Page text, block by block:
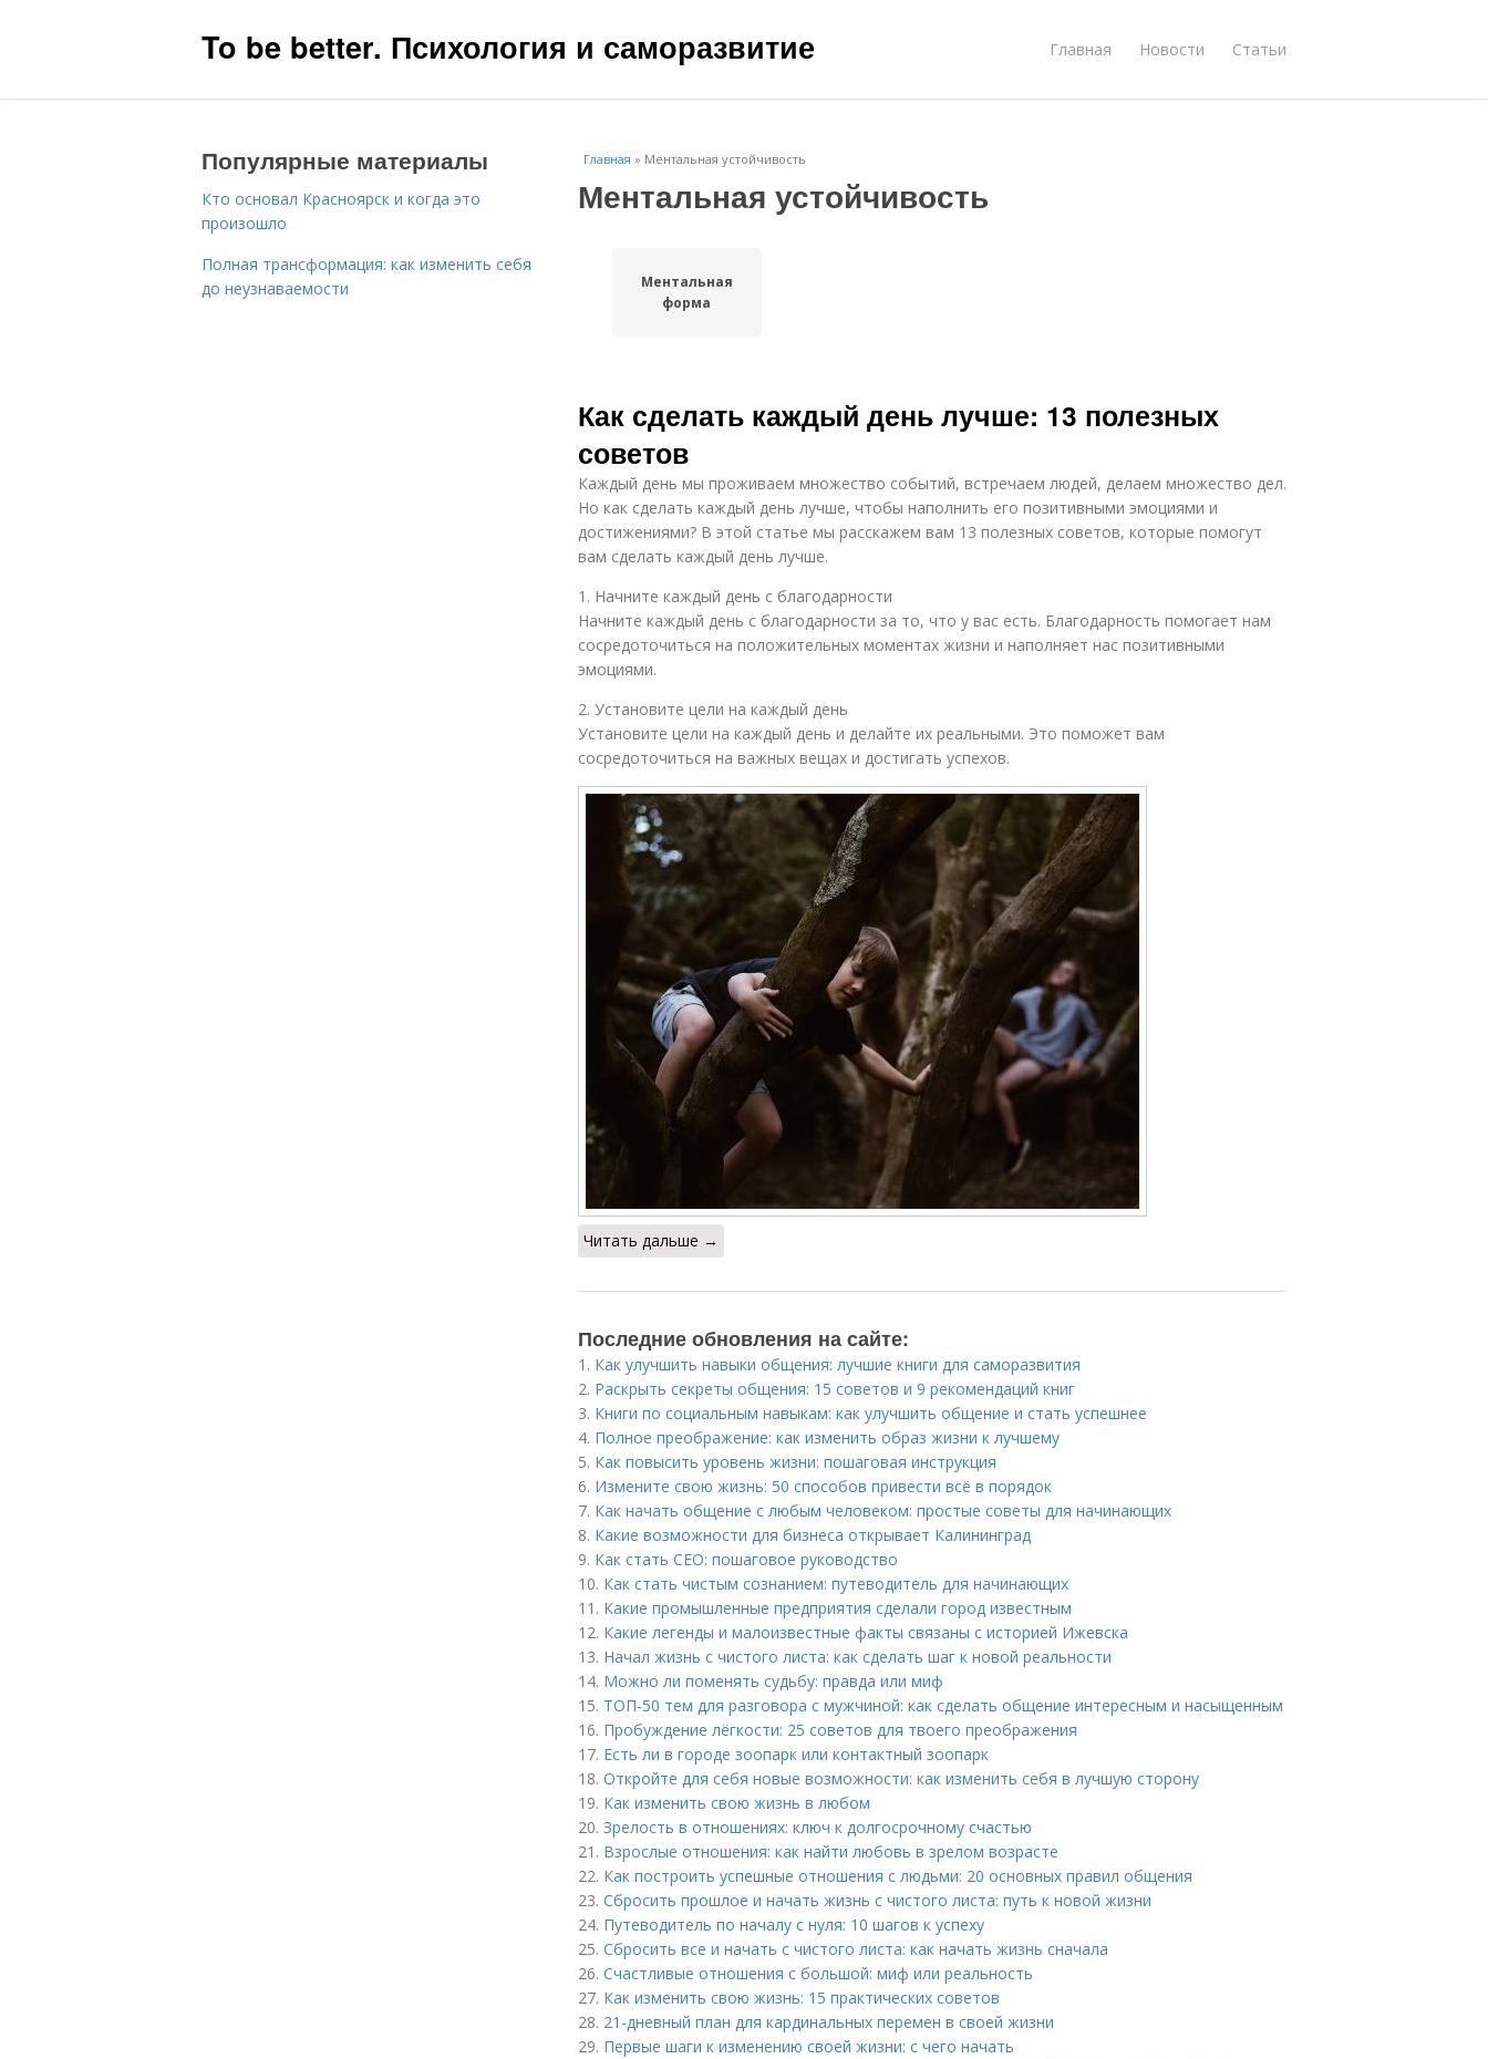
To be better. Психология и саморазвитие Главная Новости Статьи
Главная » Ментальная устойчивость
Ментальная устойчивость
Ментальная
форма
Как сделать каждый день лучше: 13 полезных
советов
Каждый день мы проживаем множество событий, встречаем людей, делаем множество дел.
Но как сделать каждый день лучше, чтобы наполнить его позитивными эмоциями и
достижениями? В этой статье мы расскажем вам 13 полезных советов, которые помогут
вам сделать каждый день лучше.
1. Начните каждый день с благодарности
Начните каждый день с благодарности за то, что у вас есть. Благодарность помогает нам
сосредоточиться на положительных моментах жизни и наполняет нас позитивными
эмоциями.
2. Установите цели на каждый день
Установите цели на каждый день и делайте их реальными. Это поможет вам
сосредоточиться на важных вещах и достигать успехов.
Читать дальше →
Последние обновления на сайте:
1. Как улучшить навыки общения: лучшие книги для саморазвития
2. Раскрыть секреты общения: 15 советов и 9 рекомендаций книг
3. Книги по социальным навыкам: как улучшить общение и стать успешнее
4. Полное преображение: как изменить образ жизни к лучшему
5. Как повысить уровень жизни: пошаговая инструкция
6. Измените свою жизнь: 50 способов привести всё в порядок
7. Как начать общение с любым человеком: простые советы для начинающих
8. Какие возможности для бизнеса открывает Калининград
9. Как стать CEO: пошаговое руководство
10. Как стать чистым сознанием: путеводитель для начинающих
11. Какие промышленные предприятия сделали город известным
12. Какие легенды и малоизвестные факты связаны с историей Ижевска
13. Начал жизнь с чистого листа: как сделать шаг к новой реальности
14. Можно ли поменять судьбу: правда или миф
15. ТОП-50 тем для разговора с мужчиной: как сделать общение интересным и насыщенным
16. Пробуждение лёгкости: 25 советов для твоего преображения
17. Есть ли в городе зоопарк или контактный зоопарк
18. Откройте для себя новые возможности: как изменить себя в лучшую сторону
19. Как изменить свою жизнь в любом
20. Зрелость в отношениях: ключ к долгосрочному счастью
21. Взрослые отношения: как найти любовь в зрелом возрасте
22. Как построить успешные отношения с людьми: 20 основных правил общения
23. Сбросить прошлое и начать жизнь с чистого листа: путь к новой жизни
24. Путеводитель по началу с нуля: 10 шагов к успеху
25. Сбросить все и начать с чистого листа: как начать жизнь сначала
26. Счастливые отношения с большой: миф или реальность
27. Как изменить свою жизнь: 15 практических советов
28. 21-дневный план для кардинальных перемен в своей жизни
29. Первые шаги к изменению своей жизни: с чего начать
Популярные материалы
Кто основал Красноярск и когда это
произошло
Полная трансформация: как изменить себя
до неузнаваемости